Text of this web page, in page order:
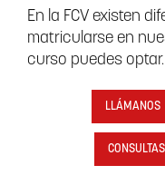
En la FCV existen
matricularse en
curso puedes optar.
LLÁMANOS